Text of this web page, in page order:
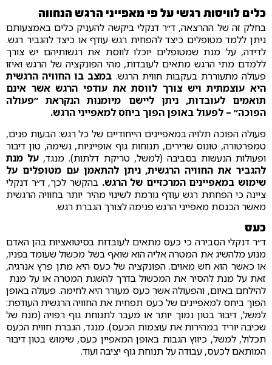
כלים לוויסות רגשי על פי מאפייני הרגש הנחווה
בחלק זה של ההרצאה, ד״ר דנקלי ביקשה להעניק כלים באמצעותם
ניתן ללמד מטופלים כיצד להפחית רגש עודף או כיצד להגביר רגש.
לדידה, על מנת שמטופלים יוכלו לווסת את רגשותיהם יש צורך
ללמדם מתי הרגש מתאים לעובדות, מהי הפונקציה של הרגש ואיזו
פעולה מתעוררת בעקבות חווית הרגש. במצב בו החוויה הרגשית
היא עוצמתית ויש צורך לווסת את עודפי הרגש אשר אינם
תואמים לעובדות, ניתן ליישם מיומנות הנקראת ״פעולה
הפוכה״ – לפעול באופן הפוך ביחס למאפייני הרגש.
פעולה הפוכה תלויה במאפיינים הייחודיים של כל רגש: הבעות פנים,
טמפרטורה, טונוס שרירים, תנוחות גוף אופייניות, נשימה, טון דיבור
ופעולות הנעשות בסביבה (למשל, טריקת דלתות). מנגד, על מנת
להגביר את החוויה הרגשית, ניתן להתאמן עם מטופלים על
שימוש במאפיינים המרכזיים של הרגש. בהקשר לכך, ד״ר דנקלי
ציינה כי הפחתת רגש עודף גורמת לשינוי מהיר יותר בחוויה הרגשית
מאשר הכנסת מאפייני הרגש פנימה לצורך הגברת רגש.
כעס
ד״ר דנקלי הסבירה כי כעס מתאים לעובדות בסיטואציות בהן האדם
מנוע מלהשיג את המטרה אליה הוא שואף בשל מכשול שעומד בפניו,
או כאשר הוא חש מאוים. הפונקציה של כעס היא מתן פרץ אנרגיה,
זאת על מנת להסיר את המכשול בדרך להשגת המטרה או על מנת
להילחם באיום, והפעולה אשר כעס מעורר היא לחימה. פעולה באופן
הפוך ביחס למאפיינים של כעס תפחית את החוויה הרגשית העודפת:
למשל, דיבור בטון נמוך יותר או מעבר לתנוחת גוף רפויה (מנח של
שכיבה יוריד במהירות את עוצמות הכעס). מנגד, הגברת חווית הכעס
תכלול, למשל, כיווץ הגבות באופן המאפיין כעס, שימוש בטון דיבור
המותאם לכעס, עבודה על תנוחת גוף יציבה ועוד.